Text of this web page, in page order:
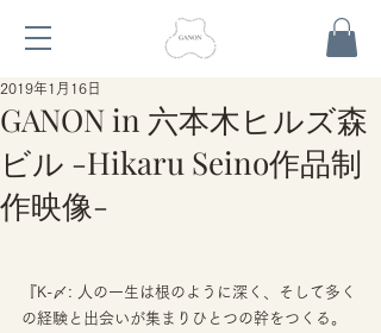
GANON in 六本木ヒルズ森
ビル -Hikaru Seino作品制
作映像-
2019年1月16日
『K-〆: 人の一生は根のように深く、そして多く
の経験と出会いが集まりひとつの幹をつくる。